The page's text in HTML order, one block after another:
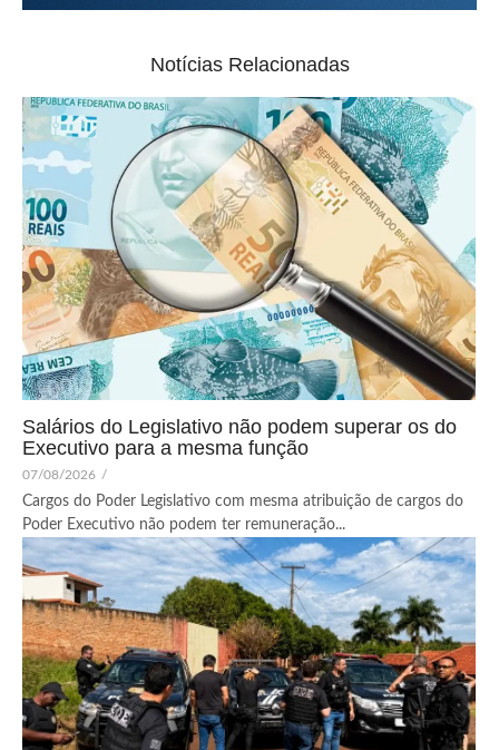
Notícias Relacionadas
Salários do Legislativo não podem superar os do
Executivo para a mesma função
07/08/2026 /
Cargos do Poder Legislativo com mesma atribuição de cargos do
Poder Executivo não podem ter remuneração...